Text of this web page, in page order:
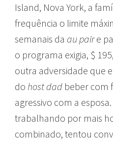
Island, Nova York, a
frequência o limite
semanais da au paire
o programa exigia, $
outra adversidade que
do host dad beber com
agressivo com a
trabalhando por mais
combinado, tentou